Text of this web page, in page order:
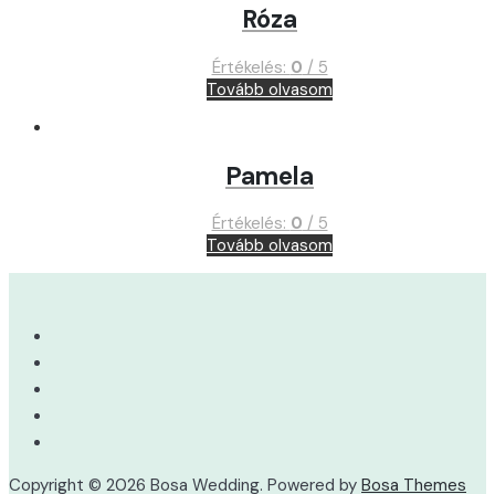
Róza
Értékelés: 0 / 5
Tovább olvasom
Pamela
Értékelés: 0 / 5
Tovább olvasom
Copyright © 2026 Bosa Wedding. Powered by Bosa Themes